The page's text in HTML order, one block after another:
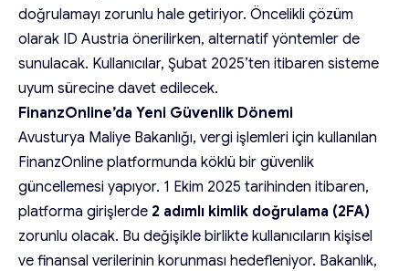
doğrulamayı zorunlu hale getiriyor. Öncelikli çözüm
olarak ID Austria önerilirken, alternatif yöntemler de
sunulacak. Kullanıcılar, Şubat 2025’ten itibaren sisteme
uyum sürecine davet edilecek.
FinanzOnline’da Yeni Güvenlik Dönemi
Avusturya Maliye Bakanlığı, vergi işlemleri için kullanılan
FinanzOnline platformunda köklü bir güvenlik
güncellemesi yapıyor. 1 Ekim 2025 tarihinden itibaren,
platforma girişlerde 2 adımlı kimlik doğrulama (2FA)
zorunlu olacak. Bu değişikle birlikte kullanıcıların kişisel
ve finansal verilerinin korunması hedefleniyor. Bakanlık,